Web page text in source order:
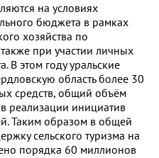
на условиях
бюджета в рамках
хозяйства по
при участии личных
В этом году уральские
область более 30
средств, общий объём
реализации инициатив
Таким образом в общей
сельского туризма на
порядка 60 миллионов